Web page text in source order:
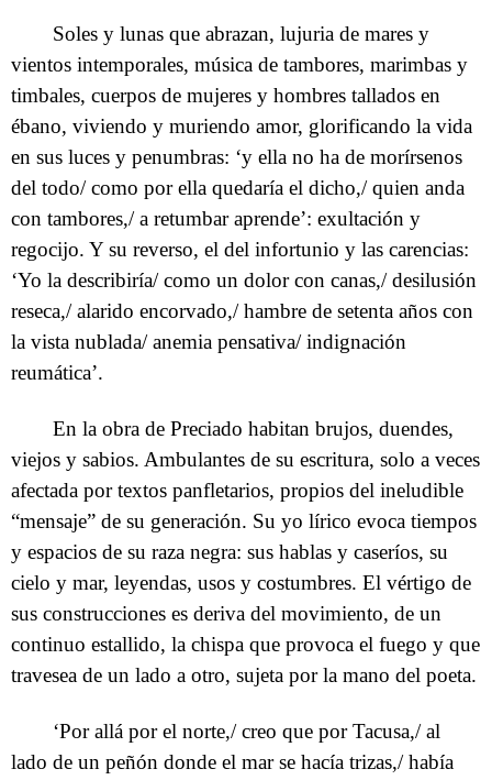
Soles y lunas que abrazan, lujuria de mares y
vientos intemporales, música de tambores, marimbas y
timbales, cuerpos de mujeres y hombres tallados en
ébano, viviendo y muriendo amor, glorificando la vida
en sus luces y penumbras: ‘y ella no ha de morírsenos
del todo/ como por ella quedaría el dicho,/ quien anda
con tambores,/ a retumbar aprende’: exultación y
regocijo. Y su reverso, el del infortunio y las carencias:
‘Yo la describiría/ como un dolor con canas,/ desilusión
reseca,/ alarido encorvado,/ hambre de setenta años con
la vista nublada/ anemia pensativa/ indignación
reumática’.
En la obra de Preciado habitan brujos, duendes,
viejos y sabios. Ambulantes de su escritura, solo a veces
afectada por textos panfletarios, propios del ineludible
“mensaje” de su generación. Su yo lírico evoca tiempos
y espacios de su raza negra: sus hablas y caseríos, su
cielo y mar, leyendas, usos y costumbres. El vértigo de
sus construcciones es deriva del movimiento, de un
continuo estallido, la chispa que provoca el fuego y que
travesea de un lado a otro, sujeta por la mano del poeta.
‘Por allá por el norte,/ creo que por Tacusa,/ al
lado de un peñón donde el mar se hacía trizas,/ había